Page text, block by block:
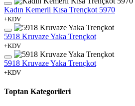
Kadın Kemerli Kısa Trençkot 5970
+KDV
5918 Kruvaze Yaka Trençkot
+KDV
5918 Kruvaze Yaka Trençkot
+KDV
Toptan Kategorileri